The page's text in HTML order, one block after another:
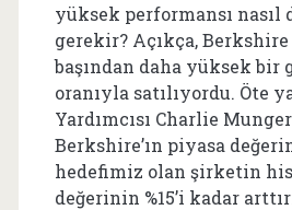
yüksek performansı nasıl
gerekir? Açıkça, Berkshire
başından daha yüksek bir
oranıyla satılıyordu. Öte
Yardımcısı Charlie
Berkshire’ın piyasa
hedefimiz olan şirketin
değerinin %15’i kadar